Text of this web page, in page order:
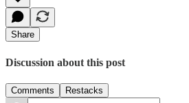
Share
Discussion about this post
Comments Restacks